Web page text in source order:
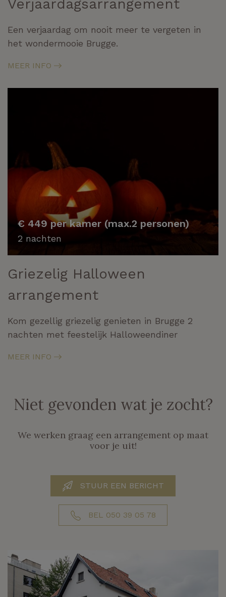
Verjaardagsarrangement
Een verjaardag om nooit meer te vergeten in
het wondermooie Brugge.
MEER INFO
€ 449 per kamer (max.2 personen)
2 nachten
Griezelig Halloween
arrangement
Kom gezellig griezelig genieten in Brugge 2
nachten met feestelijk Halloweendiner
MEER INFO
Niet gevonden wat je zocht?
We werken graag een arrangement op maat
voor je uit!
STUUR EEN BERICHT
BEL 050 39 05 78